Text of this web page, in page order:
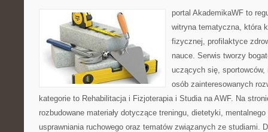
portal AkademikaWF to
witryna tematyczna, która
fizycznej, profilaktyce
nauce. Serwis tworzy
uczących się,
osób zainteresowanych
kategorie to Rehabilitacja i Fizjoterapia i Studia na AWF. Na
rozbudowane materiały dotyczące treningu, dietetyki,
usprawniania ruchowego oraz tematów związanych ze studiami.